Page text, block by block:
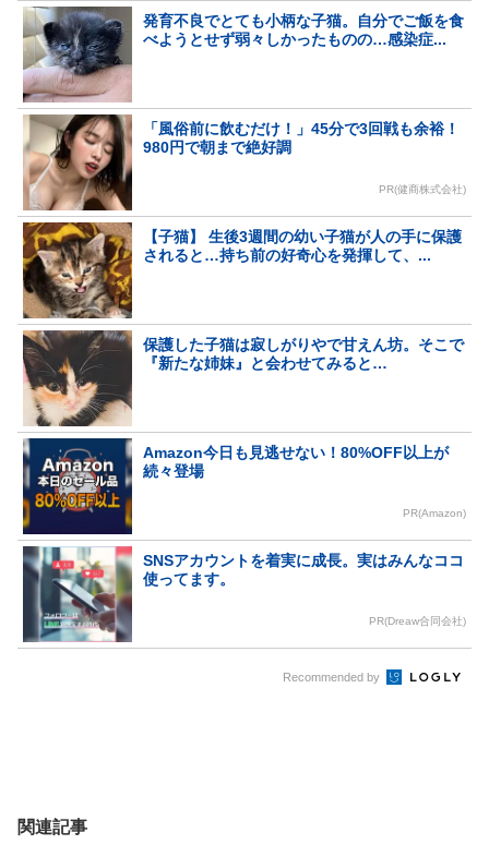
発育不良でとても小柄な子猫。自分でご飯を食
べようとせず弱々しかったものの…感染症...
「風俗前に飲むだけ！」45分で3回戦も余裕！
980円で朝まで絶好調
PR(健商株式会社)
【子猫】 生後3週間の幼い子猫が人の手に保護
されると…持ち前の好奇心を発揮して、...
保護した子猫は寂しがりやで甘えん坊。そこで
『新たな姉妹』と会わせてみると…
Amazon今日も見逃せない！80%OFF以上が
続々登場
PR(Amazon)
SNSアカウントを着実に成長。実はみんなココ
使ってます。
PR(Dreaw合同会社)
Recommended by
関連記事